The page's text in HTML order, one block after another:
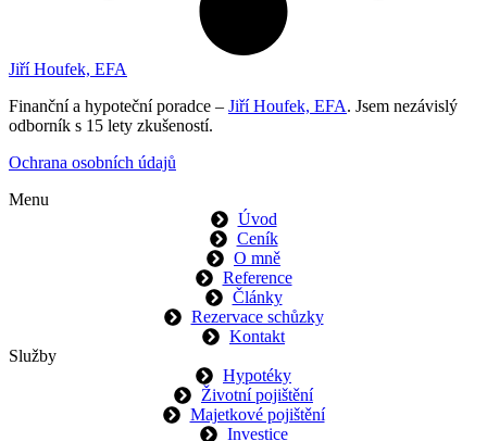
Jiří Houfek, EFA
Finanční a hypoteční poradce – Jiří Houfek, EFA. Jsem nezávislý
odborník s 15 lety zkušeností.
Ochrana osobních údajů
Menu
Úvod
Ceník
O mně
Reference
Články
Rezervace schůzky
Kontakt
Služby
Hypotéky
Životní pojištění
Majetkové pojištění
Investice